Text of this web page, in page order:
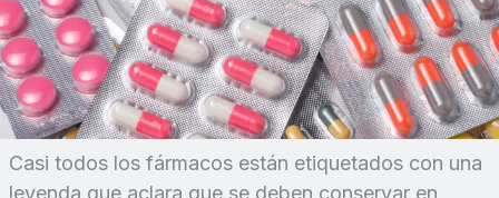
Casi todos los fármacos están etiquetados con una
leyenda que aclara que se deben conservar en